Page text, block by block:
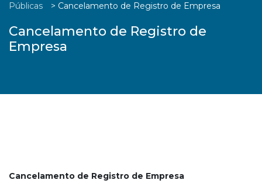
Públicas
> Cancelamento de Registro de Empresa
Cancelamento de Registro de
Empresa
Cancelamento de Registro de Empresa